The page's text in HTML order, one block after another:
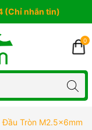
(Chỉ nhắn tin)
0
Đầu Tròn M2.5x6mm